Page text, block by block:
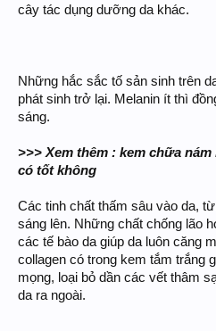
cây tác dụng dưỡng da khác.
Những hắc sắc tố sản sinh trên
phát sinh trở lại. Melanin ít thì
sáng.
>>> Xem thêm : kem chữa
có tốt không
Các tinh chất thấm sâu vào da,
sáng lên. Những chất chống lão
các tế bào da giúp da luôn căng
collagen có trong kem tắm trắng
mọng, loại bỏ dần các vết thâm
da ra ngoài.